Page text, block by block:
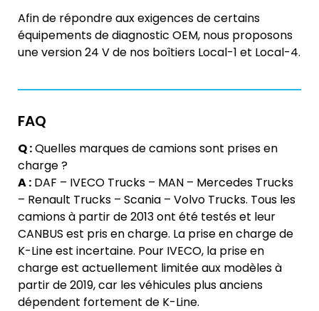
Afin de répondre aux exigences de certains
équipements de diagnostic OEM, nous proposons
une version 24 V de nos boîtiers Local-1 et Local-4.
FAQ
Q :Quelles marques de camions sont prises en
charge ?
A : DAF – IVECO Trucks – MAN – Mercedes Trucks
– Renault Trucks – Scania – Volvo Trucks. Tous les
camions à partir de 2013 ont été testés et leur
CANBUS est pris en charge. La prise en charge de
K-Line est incertaine. Pour IVECO, la prise en
charge est actuellement limitée aux modèles à
partir de 2019, car les véhicules plus anciens
dépendent fortement de K-Line.